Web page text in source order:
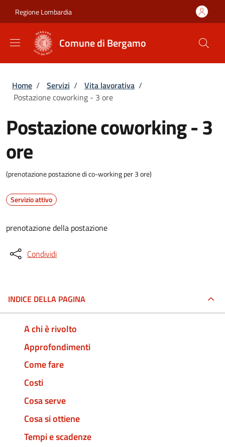
Regione Lombardia
Comune di Bergamo
Briciole di pane
Home / Servizi / Vita lavorativa /
Postazione coworking - 3 ore
Postazione coworking - 3
ore
(prenotazione postazione di co-working per 3 ore)
Servizio attivo
prenotazione della postazione
Condividi
INDICE DELLA PAGINA
A chi è rivolto
Approfondimenti
Come fare
Costi
Cosa serve
Cosa si ottiene
Tempi e scadenze